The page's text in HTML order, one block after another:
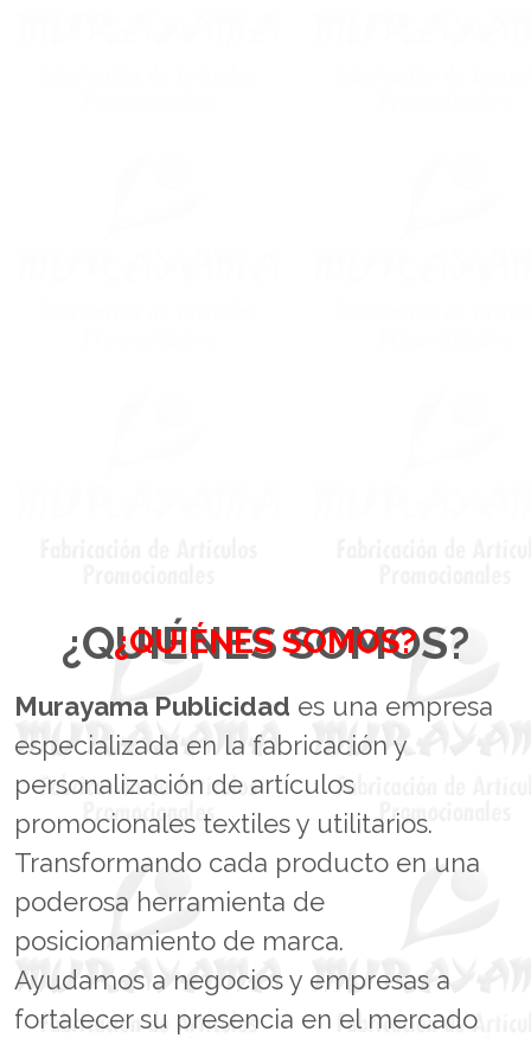
¿QUIÉNES SOMOS?
¿QUIÉNES SOMOS?
Murayama Publicidad es una empresa
especializada en la fabricación y
personalización de artículos
promocionales textiles y utilitarios.
Transformando cada producto en una
poderosa herramienta de
posicionamiento de marca.
Ayudamos a negocios y empresas a
fortalecer su presencia en el mercado